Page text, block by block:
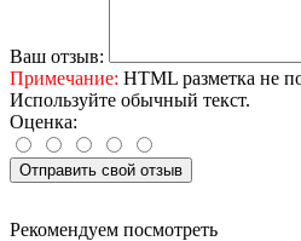
Ваш отзыв:
Примечание: HTML разметка не
Используйте обычный текст.
Оценка:
Отправить свой отзыв
Рекомендуем посмотреть